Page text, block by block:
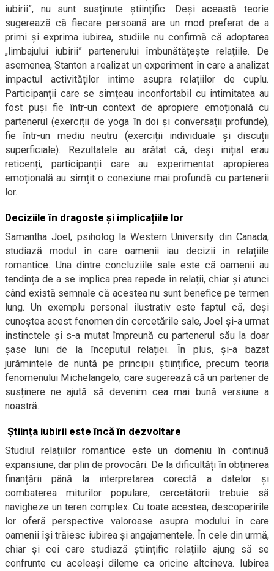
iubirii”, nu sunt susținute științific. Deși această teorie
sugerează că fiecare persoană are un mod preferat de a
primi și exprima iubirea, studiile nu confirmă că adoptarea
„limbajului iubirii” partenerului îmbunătățește relațiile. De
asemenea, Stanton a realizat un experiment în care a analizat
impactul activităților intime asupra relațiilor de cuplu.
Participanții care se simțeau inconfortabil cu intimitatea au
fost puși fie într-un context de apropiere emoțională cu
partenerul (exerciții de yoga în doi și conversații profunde),
fie într-un mediu neutru (exerciții individuale și discuții
superficiale). Rezultatele au arătat că, deși inițial erau
reticenți, participanții care au experimentat apropierea
emoțională au simțit o conexiune mai profundă cu partenerii
lor.
Deciziile în dragoste și implicațiile lor
Samantha Joel, psiholog la Western University din Canada,
studiază modul în care oamenii iau decizii în relațiile
romantice. Una dintre concluziile sale este că oamenii au
tendința de a se implica prea repede în relații, chiar și atunci
când există semnale că acestea nu sunt benefice pe termen
lung. Un exemplu personal ilustrativ este faptul că, deși
cunoștea acest fenomen din cercetările sale, Joel și-a urmat
instinctele și s-a mutat împreună cu partenerul său la doar
șase luni de la începutul relației. În plus, și-a bazat
jurămintele de nuntă pe principii științifice, precum teoria
fenomenului Michelangelo, care sugerează că un partener de
susținere ne ajută să devenim cea mai bună versiune a
noastră.
Știința iubirii este încă în dezvoltare
Studiul relațiilor romantice este un domeniu în continuă
expansiune, dar plin de provocări. De la dificultăți în obținerea
finanțării până la interpretarea corectă a datelor și
combaterea miturilor populare, cercetătorii trebuie să
navigheze un teren complex. Cu toate acestea, descoperirile
lor oferă perspective valoroase asupra modului în care
oamenii își trăiesc iubirea și angajamentele. În cele din urmă,
chiar și cei care studiază științific relațiile ajung să se
confrunte cu aceleași dileme ca oricine altcineva. Iubirea